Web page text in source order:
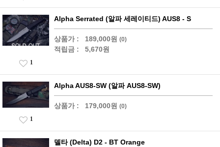
Alpha Serrated (알파 세레이티드) AUS8 - S
상품가 : 189,000원 (0)
적립금 : 5,670원
1
Alpha AUS8-SW (알파 AUS8-SW)
상품가 : 179,000원 (0)
1
델타 (Delta) D2 - BT Orange